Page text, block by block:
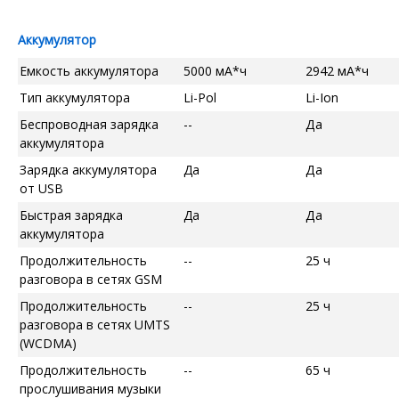
Аккумулятор
Емкость аккумулятора
5000 мА*ч
2942 мА*ч
Тип аккумулятора
Li-Pol
Li-Ion
Беспроводная зарядка
аккумулятора
-- Да
Зарядка аккумулятора
от USB
Да Да
Быстрая зарядка
аккумулятора
Да Да
Продолжительность
разговора в сетях GSM
-- 25 ч
Продолжительность
разговора в сетях UMTS
(WCDMA)
-- 25 ч
Продолжительность
прослушивания музыки
-- 65 ч